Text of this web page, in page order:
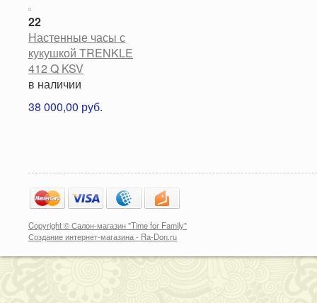
22
Настенные часы с
кукушкой TRENKLE
412 Q KSV
в наличии
38 000,00 руб.
Copyright © Салон-магазин "Time for Family"
Создание интернет-магазина- Ra-Don.ru